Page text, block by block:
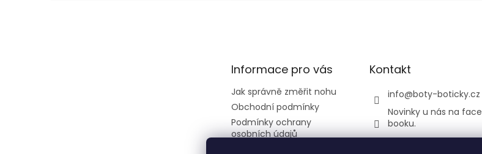
Informace pro vás
Jak správně změřit nohu
Obchodní podmínky
Podmínky ochrany
osobních údajů
Kontakt
info@boty-boticky.cz
Novinky u nás na face
booku.
listickatedi